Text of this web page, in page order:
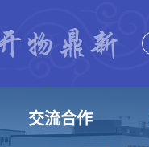
交流合作